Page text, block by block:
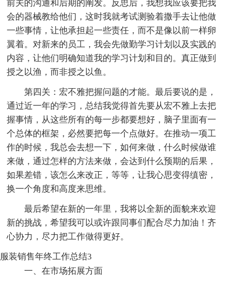
前关的沟通和后期的阐发。反思后，我想我应该要把我
会的器械教给他们，这时我就考试测验着撒手去让他做
一些事情，让他承担起一些责任，而不是像以前一样卵
翼着。对新来的员工，我会先做勤学习计划以及实践的
内容，让他们明确知道我的学习计划和目的。真正做到
授之以渔，而非授之以鱼。
第四关：宏不雅把握问题的才能。最后要说的是，
通过近一年的学习，总结我觉得首先要从宏不雅上去把
握事情，从这些所有的每一步都要想好，脑子里面有一
个总体的框架，必然要把每一个点做好。在推动一项工
作的时候，我总会去想一下，如何来做，什么时候做谁
来做，通过怎样的方法来做，会达到什么预期的后果，
如果差错，该怎么来改正，等等，让我心思变得缜密，
换一个角度和高度来思维。
最后希望在新的一年里，我将以全新的面貌来欢迎
新的挑战，希望我可以或许跟同事们配合尽力加油！齐
心协力，尽力把工作做得更好。
服装销售年终工作总结3
一、在市场拓展方面